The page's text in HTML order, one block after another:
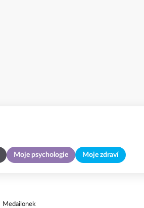
Moje psychologie Moje zdraví
Medailonek